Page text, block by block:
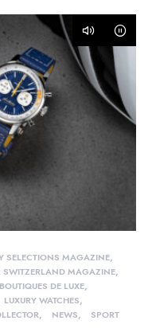
SELECTIONS MAGAZINE
SWITZERLAND MAGAZINE
BOUTIQUES DE LUXE
LUXURY WATCHES
NEWS SPORT